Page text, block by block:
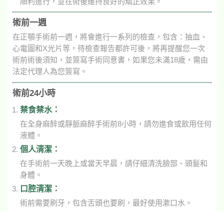
術前一週
在正顎手術前一週，將會進行一系列的檢查，包含：抽血、
心電圖和X光片等，待檢查報告都許可後，將再提醒您一次
術前術後須知，並簽寫手術同意書，如果您未滿18歲，需由
法定代理人為您簽寫。
術前24小時
禁食禁水：
在全身麻醉或靜脈麻醉手術前8小時，請勿進食或飲用任何
液體。
個人清潔：
在手術前一天晚上或當天早晨，請仔細清洗臉部、頭髮和
身體。
口腔清潔：
術前需要刷牙，包含舌頭也要刷，最好使用漱口水。